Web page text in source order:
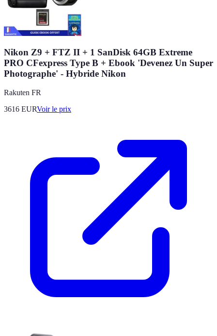
Nikon Z9 + FTZ II + 1 SanDisk 64GB Extreme
PRO CFexpress Type B + Ebook 'Devenez Un Super
Photographe' - Hybride Nikon
Rakuten FR
3616 EURVoir le prix